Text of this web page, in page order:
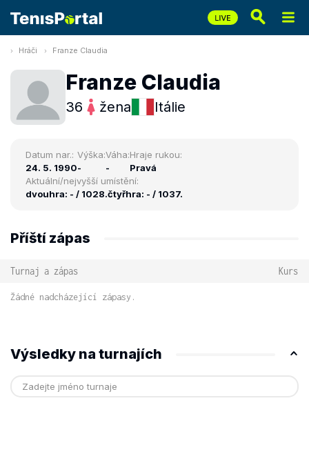
Hráči Franze Claudia
Franze Claudia
36 žena Itálie
Datum nar.:
24. 5. 1990
Výška:
-
Váha:
-
Hraje rukou:
Pravá
Aktuální/nejvyšší umístění:
dvouhra: - / 1028.čtyřhra: - / 1037.
Příští zápas
Turnaj a zápas Kurs
Žádné nadcházející zápasy.
Výsledky na turnajích